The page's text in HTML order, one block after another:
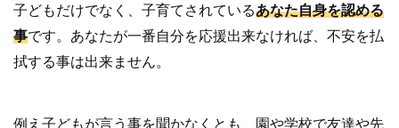
子どもだけでなく、子育てされているあなた自身を認める
事です。あなたが一番自分を応援出来なければ、不安を払
拭する事は出来ません。
例え子どもが言う事を聞かなくとも、園や学校で友達や先